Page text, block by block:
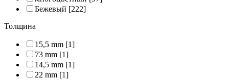
Бежевый [222]
Толщина
15,5 mm [1]
73 mm [1]
14,5 mm [1]
22 mm [1]